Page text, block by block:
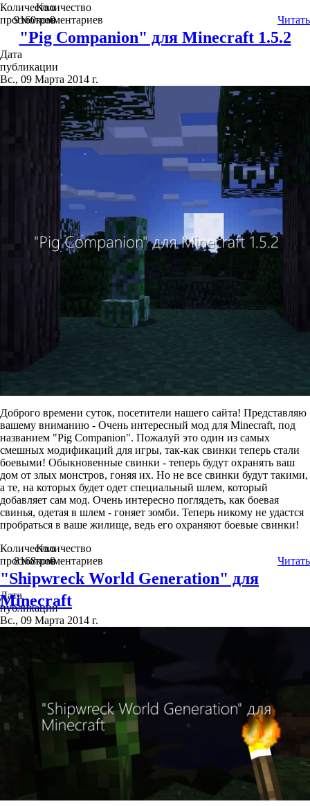
Количество
просмотров
9160
Количество
комментариев
0 Читать
"Pig Companion" для Minecraft 1.5.2
Дата
публикации
Вс., 09 Марта 2014 г.
Доброго времени суток, посетители нашего сайта! Представляю
вашему вниманию - Очень интересный мод для Minecraft, под
названием "Pig Companion". Пожалуй это один из самых
смешных модификаций для игры, так-как свинки теперь стали
боевыми! Обыкновенные свинки - теперь будут охранять ваш
дом от злых монстров, гоняя их. Но не все свинки будут такими,
а те, на которых будет одет специальный шлем, который
добавляет сам мод. Очень интересно поглядеть, как боевая
свинья, одетая в шлем - гоняет зомби. Теперь никому не удастся
пробраться в ваше жилище, ведь его охраняют боевые свинки!
Количество
просмотров
8168
Количество
комментариев
0 Читать
"Shipwreck World Generation" для
Minecraft
Дата
публикации
Вс., 09 Марта 2014 г.